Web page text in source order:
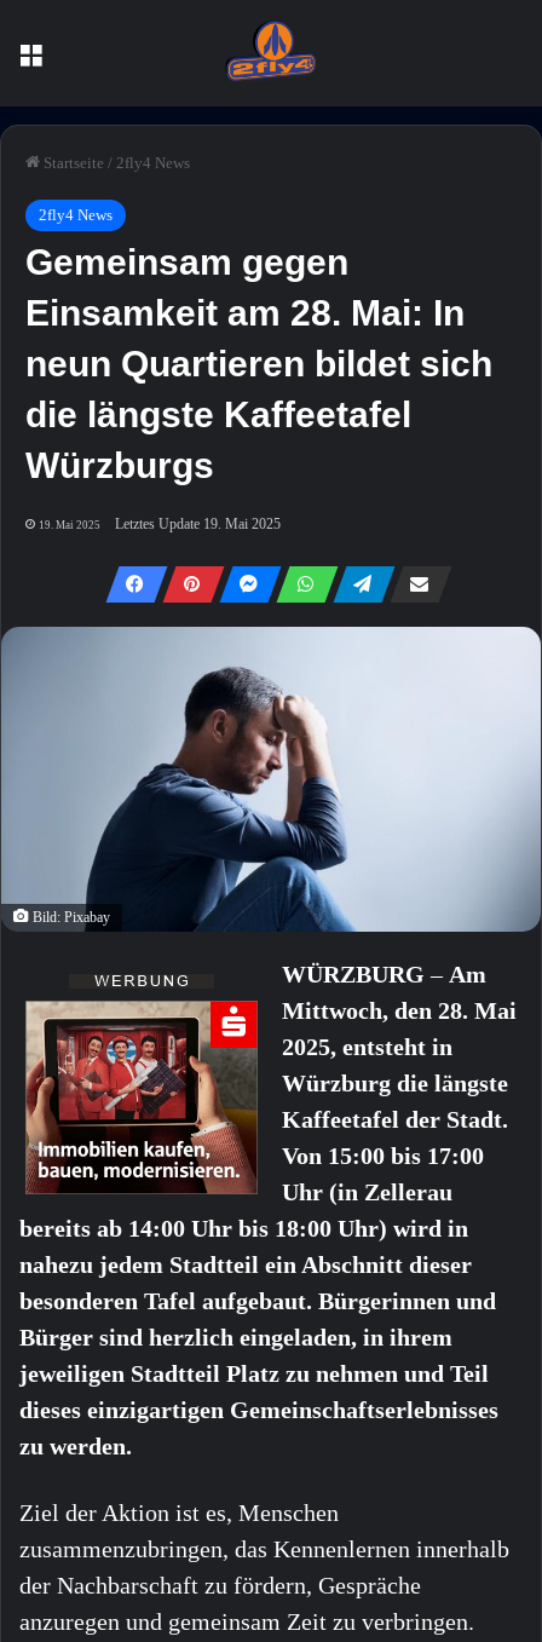
Startseite / 2fly4 News
2fly4 News
Gemeinsam gegen
Einsamkeit am 28. Mai: In
neun Quartieren bildet sich
die längste Kaffeetafel
Würzburgs
19. Mai 2025 Letztes Update 19. Mai 2025
Bild: Pixabay
WÜRZBURG – Am
Mittwoch, den 28. Mai
2025, entsteht in
Würzburg die längste
Kaffeetafel der Stadt.
Von 15:00 bis 17:00
Uhr (in Zellerau
bereits ab 14:00 Uhr bis 18:00 Uhr) wird in
nahezu jedem Stadtteil ein Abschnitt dieser
besonderen Tafel aufgebaut. Bürgerinnen und
Bürger sind herzlich eingeladen, in ihrem
jeweiligen Stadtteil Platz zu nehmen und Teil
dieses einzigartigen Gemeinschaftserlebnisses
zu werden.
Ziel der Aktion ist es, Menschen
zusammenzubringen, das Kennenlernen innerhalb
der Nachbarschaft zu fördern, Gespräche
anzuregen und gemeinsam Zeit zu verbringen.